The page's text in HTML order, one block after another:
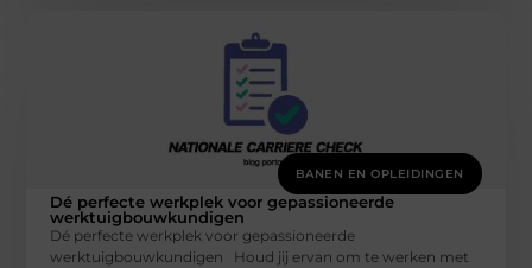
BANEN EN OPLEIDINGEN
Dé perfecte werkplek voor gepassioneerde
werktuigbouwkundigen
Dé perfecte werkplek voor gepassioneerde
werktuigbouwkundigen Houd jij ervan om te werken met